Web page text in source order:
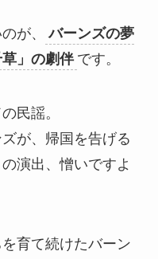
が、
バーンズの夢
」の劇伴 です。
民謡。
が、帰国を告げる
演出、憎いですよ
育て続けたバーン